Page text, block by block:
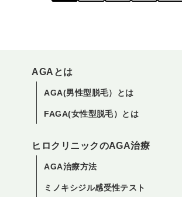
AGAとは
AGA(男性型脱毛）とは
FAGA(女性型脱毛）とは
ヒロクリニックのAGA治療
AGA治療方法
ミノキシジル感受性テスト